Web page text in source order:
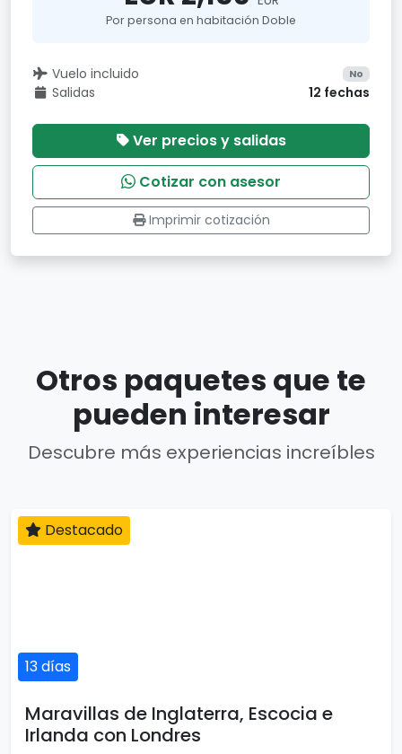
Por persona en habitación Doble
Vuelo incluido No
Salidas 12 fechas
Ver precios y salidas
Cotizar con asesor
Imprimir cotización
Otros paquetes que te
pueden interesar
Descubre más experiencias increíbles
13 días
Destacado
Maravillas de Inglaterra, Escocia e
Irlanda con Londres